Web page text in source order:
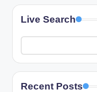
Live Search
Recent Posts